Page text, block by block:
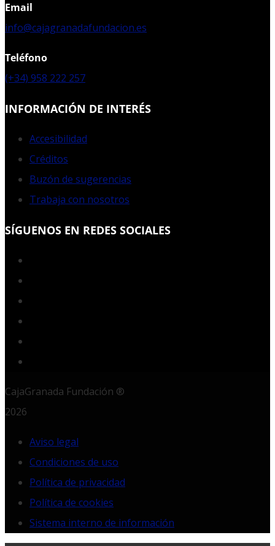
Email
info@cajagranadafundacion.es
Teléfono
(+34) 958 222 257
INFORMACIÓN DE INTERÉS
Accesibilidad
Créditos
Buzón de sugerencias
Trabaja con nosotros
SÍGUENOS EN REDES SOCIALES
CajaGranada Fundación ®
2026
Aviso legal
Condiciones de uso
Política de privacidad
Política de cookies
Sistema interno de información